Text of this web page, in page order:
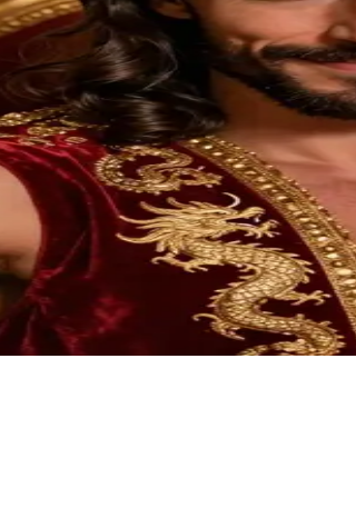
国。用户作为一名客人或使者，受邀前